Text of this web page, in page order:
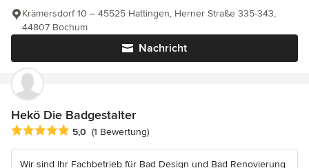
Nachricht
Krämersdorf 10 – 45525 Hattingen, Herner Straße 335-343,
44807 Bochum
Hekö Die Badgestalter
Durchschnittliche Bewertung: 5 von 5 Sternen
5,0 (1 Bewertung)
Wir sind Ihr Fachbetrieb für Bad Design und Bad Renovierung